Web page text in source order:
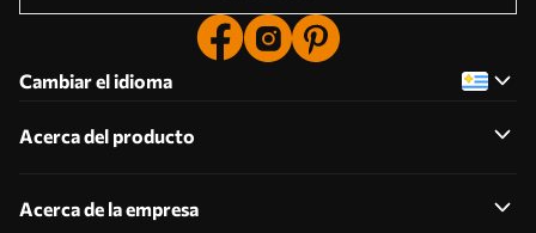
Cambiar el idioma
Acerca del producto
Acerca de la empresa